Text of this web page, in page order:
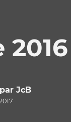
2016
JcB